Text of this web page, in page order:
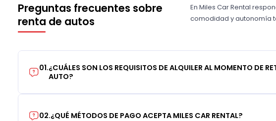
Preguntas frecuentes sobre
renta de autos
En Miles Car Rental
comodidad y autonomía
01.¿CUÁLES SON LOS REQUISITOS DE ALQUILER AL MOMENTO DE
AUTO?
02.¿QUÉ MÉTODOS DE PAGO ACEPTA MILES CAR RENTAL?